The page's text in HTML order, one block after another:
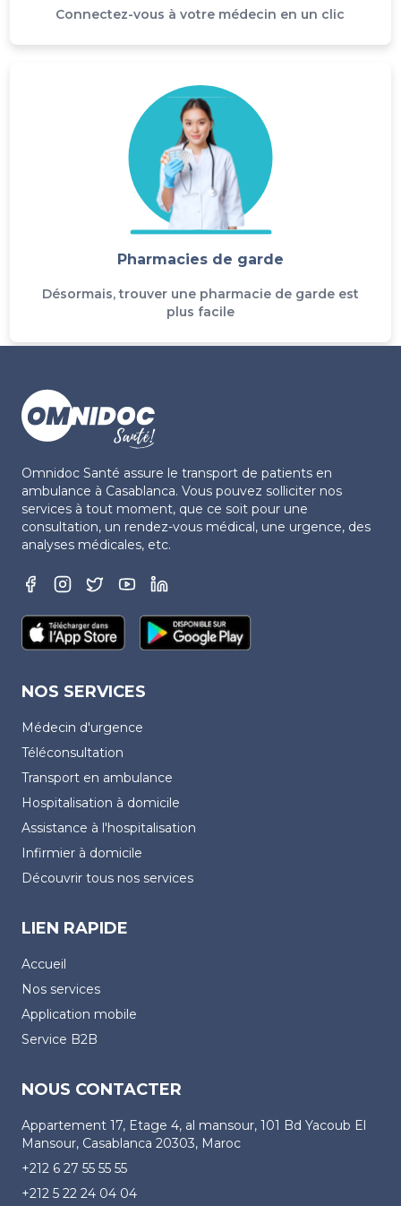
Connectez-vous à votre médecin en un clic
Pharmacies de garde
Désormais, trouver une pharmacie de garde est
plus facile
Omnidoc Santé assure le transport de patients en
ambulance à Casablanca. Vous pouvez solliciter nos
services à tout moment, que ce soit pour une
consultation, un rendez-vous médical, une urgence, des
analyses médicales, etc.
NOS SERVICES
Médecin d'urgence
Téléconsultation
Transport en ambulance
Hospitalisation à domicile
Assistance à l'hospitalisation
Infirmier à domicile
Découvrir tous nos services
LIEN RAPIDE
Accueil
Nos services
Application mobile
Service B2B
NOUS CONTACTER
Appartement 17, Etage 4, al mansour, 101 Bd Yacoub El
Mansour, Casablanca 20303, Maroc
+212 6 27 55 55 55
+212 5 22 24 04 04